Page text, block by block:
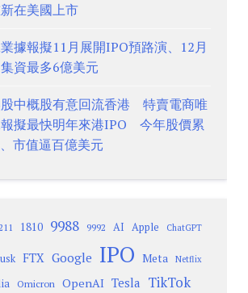
在美國上市
據報擬11月展開IPO預路演、12月
資最多6億美元
中概股有意回流香港 特賣電商唯
擬最快明年來港IPO 今年股價累
市值逼百億美元
1810 9988 9992 AI Apple ChatGPT
FTX Google IPO Meta Netflix
Omicron OpenAI Tesla TikTok